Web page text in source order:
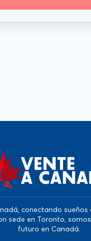
conectando
sede en Toronto,
futuro en Canadá.